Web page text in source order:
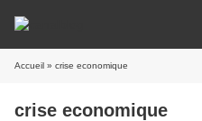
Accueil » crise economique
crise economique